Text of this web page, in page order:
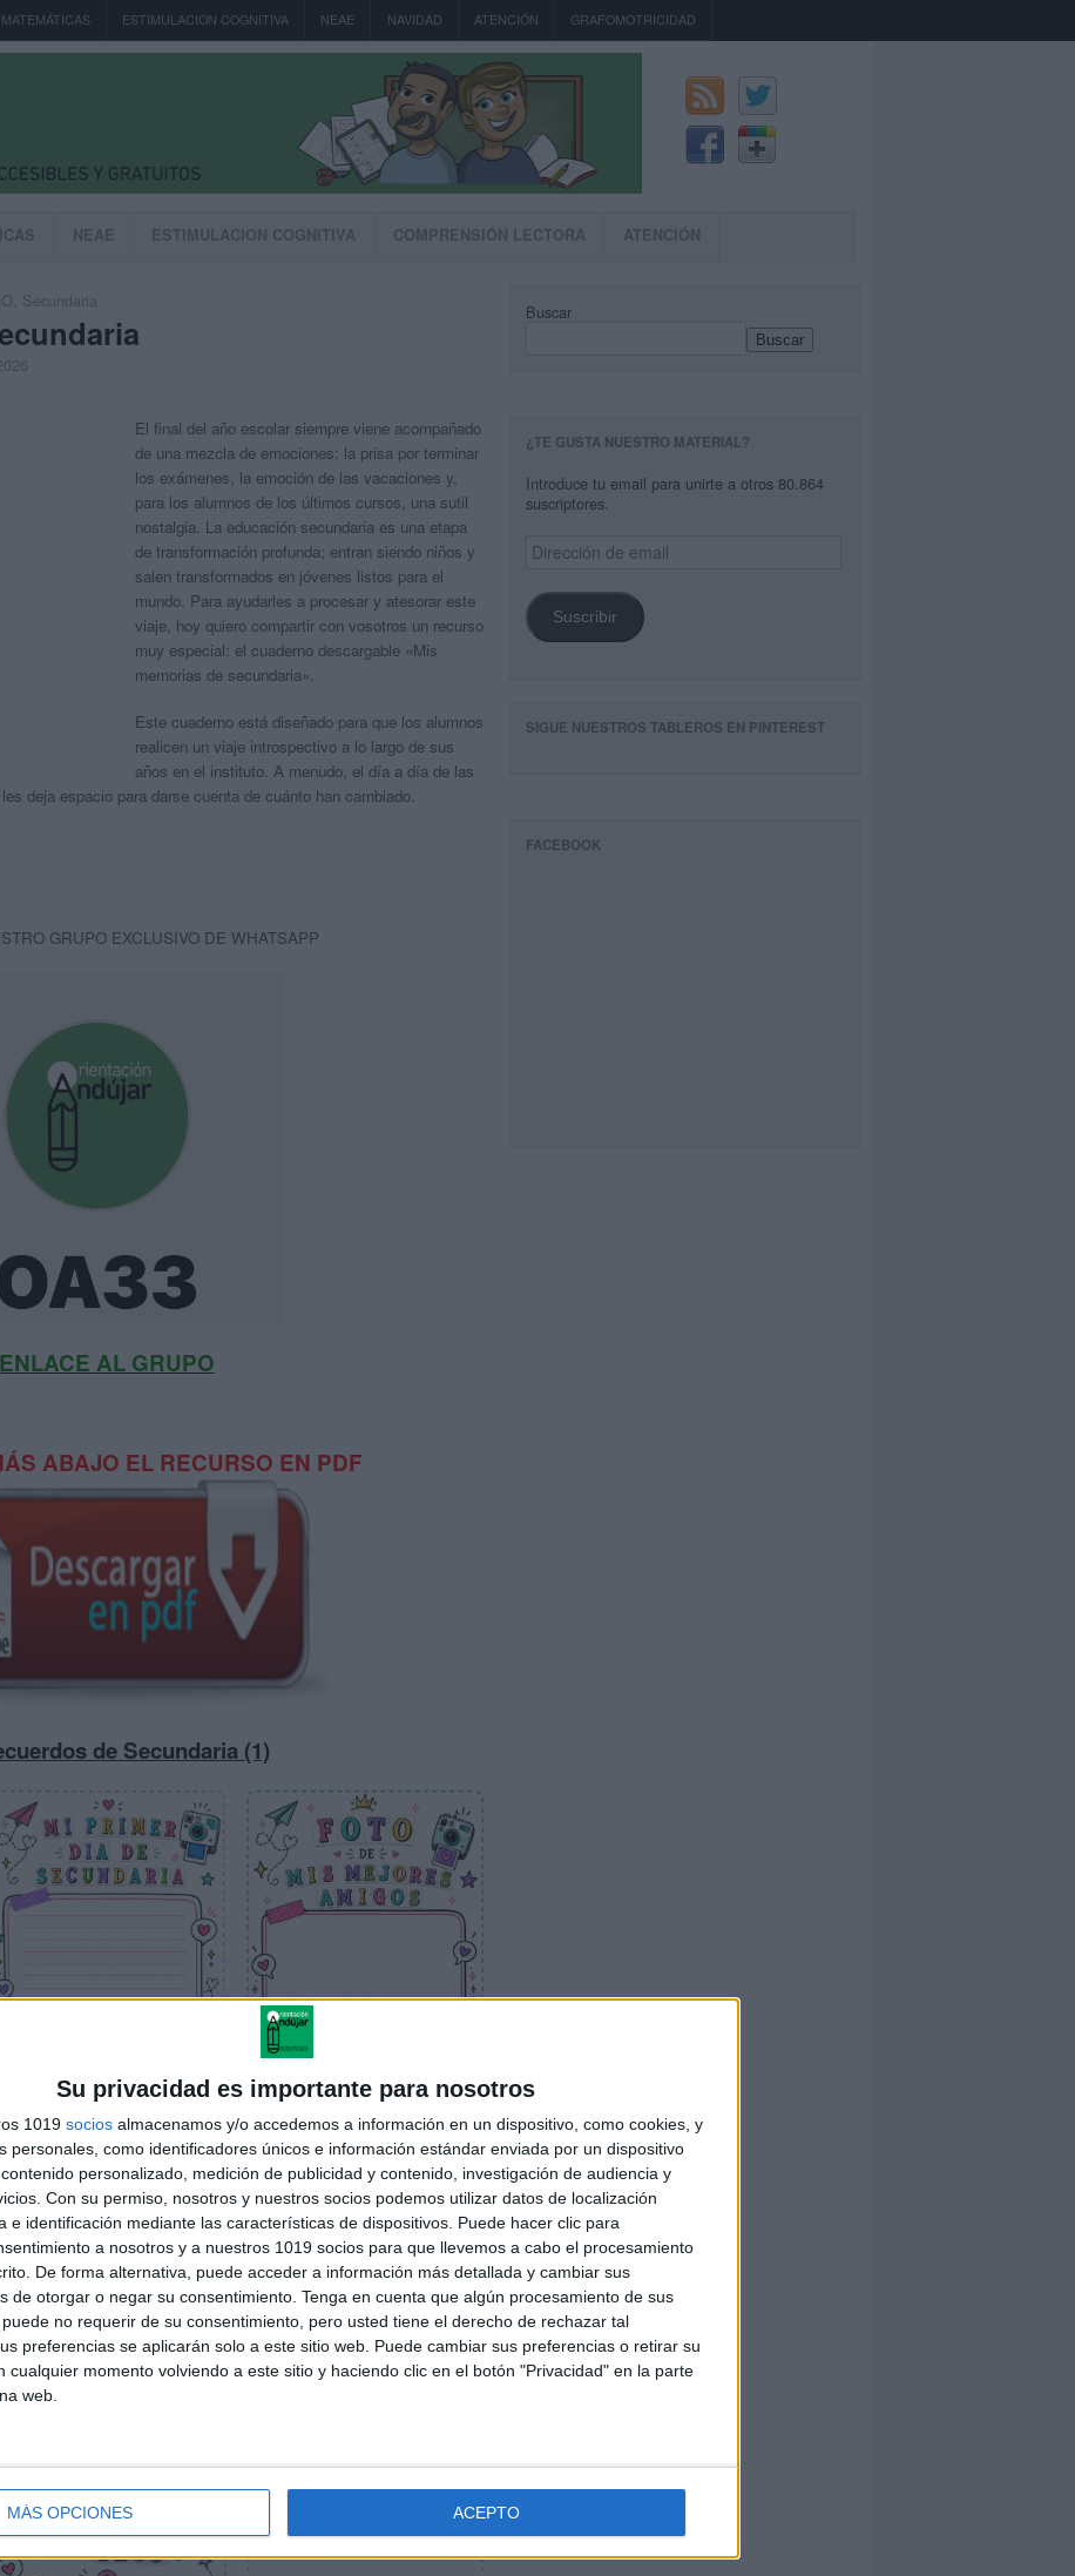
Su privacidad es importante para nosotros
1019 socios almacenamos y/o accedemos a información en un dispositivo, como cookies, y
personales, como identificadores únicos e información estándar enviada por un dispositivo
personalizado, medición de publicidad y contenido, investigación de audiencia y
Con su permiso, nosotros y nuestros socios podemos utilizar datos de localización
e identificación mediante las características de dispositivos. Puede hacer clic para
a nosotros y a nuestros 1019 socios para que llevemos a cabo el procesamiento
De forma alternativa, puede acceder a información más detallada y cambiar sus
de otorgar o negar su consentimiento. Tenga en cuenta que algún procesamiento de sus
no requerir de su consentimiento, pero usted tiene el derecho de rechazar tal
preferencias se aplicarán solo a este sitio web. Puede cambiar sus preferencias o retirar su
cualquier momento volviendo a este sitio y haciendo clic en el botón "Privacidad" en la parte
web.
MÁS OPCIONES ACEPTO
MATEMÁTICAS ESTIMULACION COGNITIVA NEAE NAVIDAD ATENCIÓN GRAFOMOTRICIDAD
NEAE ESTIMULACION COGNITIVA COMPRENSIÓN LECTORA ATENCIÓN
Secundaria
El final del año escolar siempre viene acompañado
de una mezcla de emociones: la prisa por terminar
los exámenes, la emoción de las vacaciones y,
para los alumnos de los últimos cursos, una sutil
nostalgia. La educación secundaria es una etapa
de transformación profunda; entran siendo niños y
salen transformados en jóvenes listos para el
mundo. Para ayudarles a procesar y atesorar este
viaje, hoy quiero compartir con vosotros un recurso
muy especial: el cuaderno descargable «Mis
memorias de secundaria».
Este cuaderno está diseñado para que los alumnos
realicen un viaje introspectivo a lo largo de sus
años en el instituto. A menudo, el día a día de las
deja espacio para darse cuenta de cuánto han cambiado.
GRUPO EXCLUSIVO DE WHATSAPP
ENLACE AL GRUPO
ABAJO EL RECURSO EN PDF
de Secundaria (1)
Buscar
Buscar
¿TE GUSTA NUESTRO MATERIAL?
Introduce tu email para unirte a otros 80.864
suscriptores.
Dirección
de
Suscribir
SIGUE NUESTROS TABLEROS EN PINTEREST
FACEBOOK